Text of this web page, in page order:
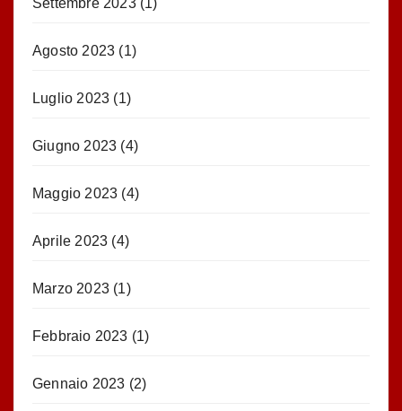
Agosto 2023 (1)
Luglio 2023 (1)
Giugno 2023 (4)
Maggio 2023 (4)
Aprile 2023 (4)
Marzo 2023 (1)
Febbraio 2023 (1)
Gennaio 2023 (2)